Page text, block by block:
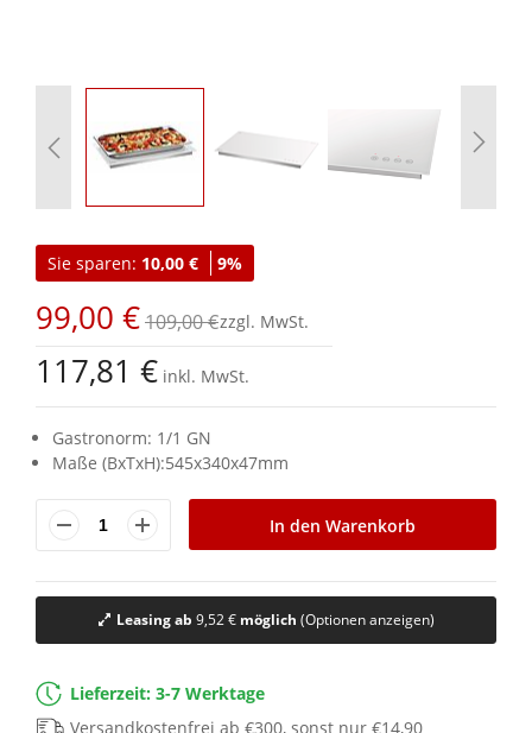
Anfang
der
springen
Sie sparen: 10,00 € 9%
99,00 €109,00 €
117,81 € inkl. MwSt.
Gastronorm: 1/1 GN
Maße (BxTxH):545x340x47mm
In den Warenkorb
Leasing ab 9,52 €möglich (Optionen anzeigen)
Lieferzeit: 3-7 Werktage
Versandkostenfrei ab €300, sonst nur €14,90